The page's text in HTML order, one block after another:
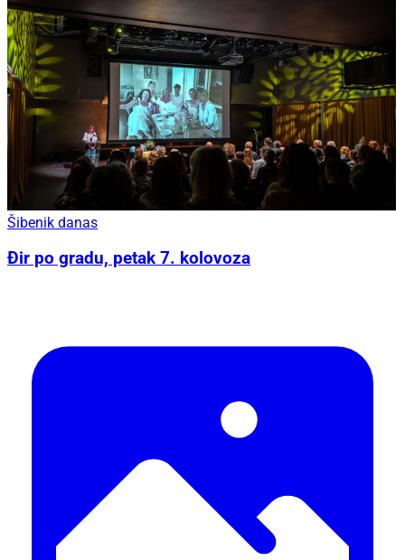
Šibenik danas
Đir po gradu, petak 7. kolovoza